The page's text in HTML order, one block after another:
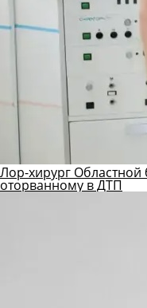
Лор-хирург
оторванному в ДТП